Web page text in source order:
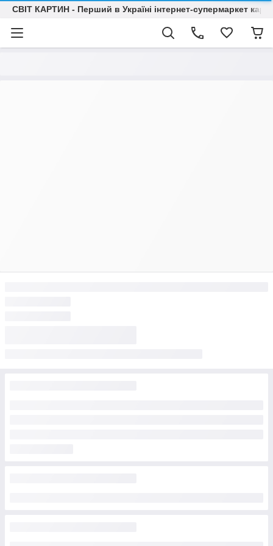
СВІТ КАРТИН - Перший в Україні інтернет-супермаркет